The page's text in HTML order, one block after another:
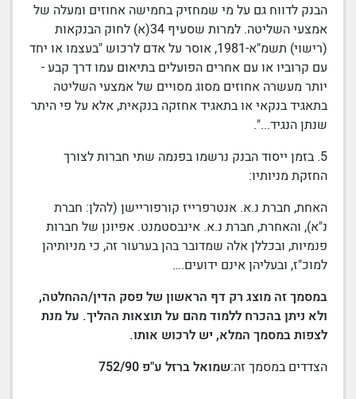
הבנק לדווח גם על מי שמחזיק בחמישה אחוזים ומעלה של
אמצעי השליטה. למרות שסעיף 34(א) לחוק הבנקאות
(רישוי) תשמ"א-1981, אוסר על אדם לרכוש "בעצמו או יחד
עם קרוביו או עם אחרים הפועלים בתיאום עמו דרך קבע -
יותר מעשרה אחוזים מסוג מסויים של אמצעי השליטה
בתאגיד בנקאיאו בתאגיד אחזקה בנקאית, אלא על פי היתר
שנתן הנגיד...".
5. בזמן ייסוד
הבנק נרשמו בפנמה שתי חברות לצורך
החזקת מניותיו:
האחת, חברת נ.א. אנטרפרייז קורפוריישן (להלן: חברת
נ"א), והאחרת, חברת נ.א. אינבסטמנט. אפיונן של חברות
פנמיות, ובכללן אלה שמדובר בהן בערעור זה, כי מניותיהן
למוכ"ז, ובעליהן אינם ידועים.…
במסמך זה מוצג רק דף הראשון של פסק הדין/ההחלטה,
ולא ניתן בהכרח ללמוד מהם על תוצאות ההליך. על מנת
לצפות במסמך המלא, יש לרכוש אותו.
הצדדים במסמך זה:שמואל ברזל ע"פ 752/90